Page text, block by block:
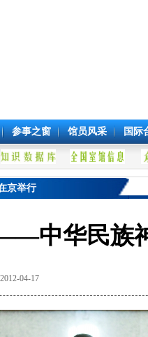
参事之窗 馆员风采 国际
京举行
中华民族
04-17